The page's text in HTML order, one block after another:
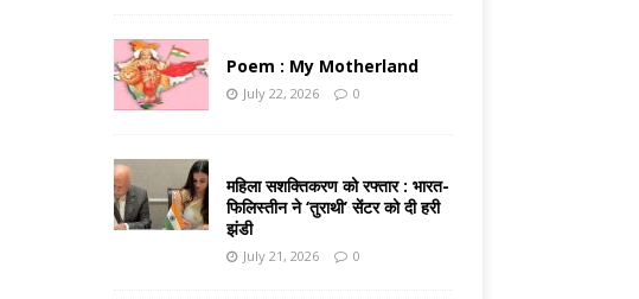
Poem : My Motherland
July 22, 2026 0
महिला सशक्तिकरण को रफ्तार : भारत-
फिलिस्तीन ने ‘तुराथी’ सेंटर को दी हरी
झंडी
July 21, 2026 0